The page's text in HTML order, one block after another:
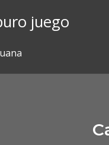
juego